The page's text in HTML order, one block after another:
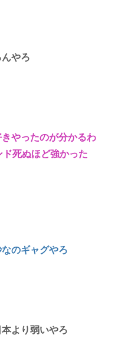
やろ
やったのが分かるわ
死ぬほど強かった
のギャグやろ
より弱いやろ